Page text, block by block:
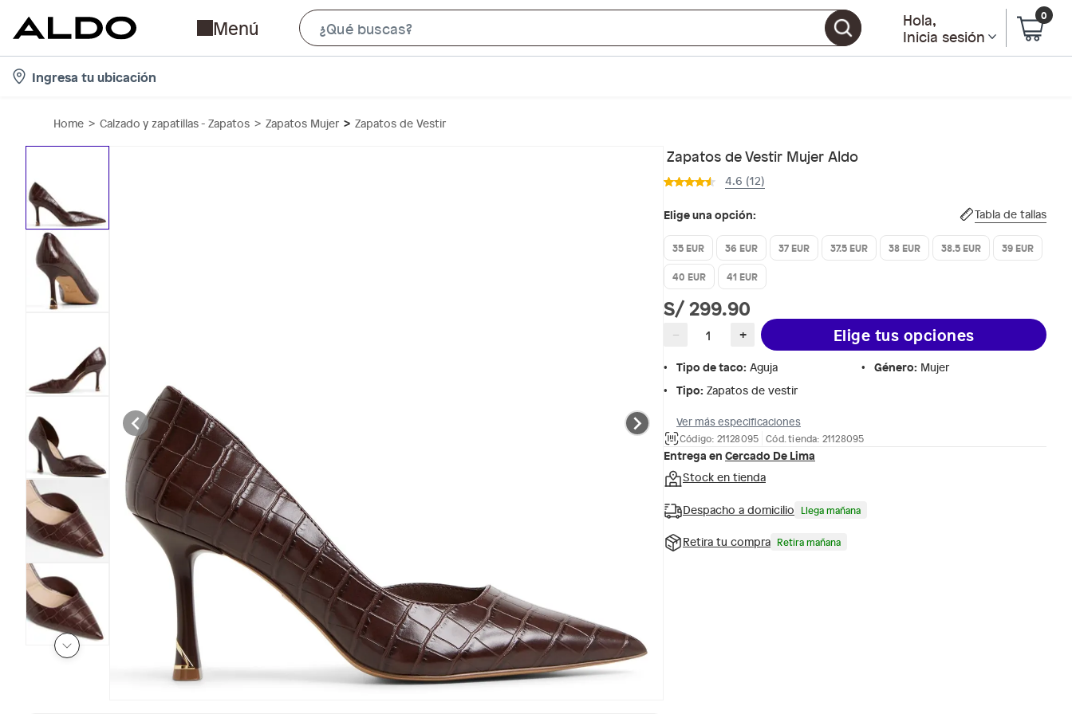
Menú
e
Hola,
Inicia sesión
0
Ingresa tu ubicación
Home Calzado y zapatillas - Zapatos Zapatos Mujer Zapatos de Vestir
Zapatos de Vestir Mujer Aldo
4.6 (12)
Elige una opción: Tabla de tallas
35 EUR 36 EUR 37 EUR 37.5 EUR 38 EUR 38.5 EUR
39 EUR
40 EUR
41 EUR
S/ 299.90
− + Elige tus opciones
Tipo de taco: Aguja Género: Mujer
Tipo: Zapatos de vestir
Ver más especificaciones
Código: 21128095 Cód. tienda: 21128095
Entrega en Cercado De Lima
Stock en tienda
Despacho a domicilio Llega mañana
Retira tu compra Retira mañana